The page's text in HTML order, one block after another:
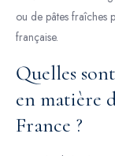
ou de pâtes fraîches
française.
Quelles
en matière
France ?